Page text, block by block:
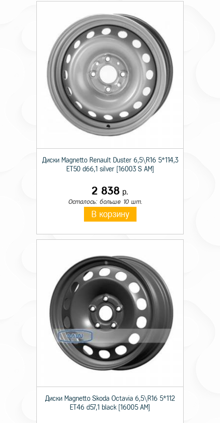
Диски Magnetto Renault Duster 6,5\R16 5*114,3
ET50 d66,1 silver [16003 S AM]
2 838 р.
Осталось: больше 10 шт.
В корзину
Диски Magnetto Skoda Octavia 6,5\R16 5*112
ET46 d57,1 black [16005 AM]